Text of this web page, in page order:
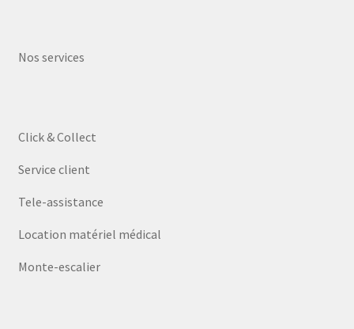
Nos services
Click & Collect
Service client
Tele-assistance
Location matériel médical
Monte-escalier